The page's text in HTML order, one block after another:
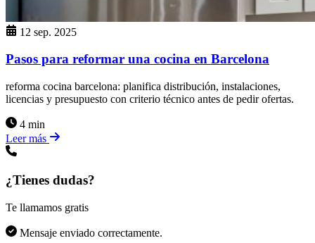
12 sep. 2025
Pasos para reformar una cocina en Barcelona
reforma cocina barcelona: planifica distribución, instalaciones,
licencias y presupuesto con criterio técnico antes de pedir ofertas.
4 min
Leer más
¿Tienes dudas?
Te llamamos gratis
Mensaje enviado correctamente.